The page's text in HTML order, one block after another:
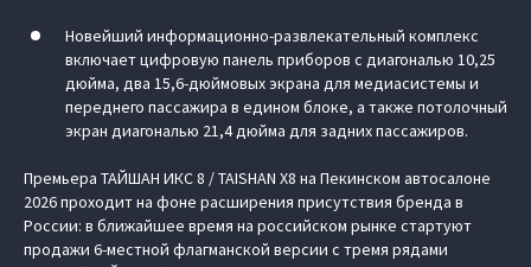
Новейший информационно-развлекательный комплекс
включает цифровую панель приборов с диагональю 10,25
дюйма, два 15,6-дюймовых экрана для медиасистемы и
переднего пассажира в едином блоке, а также потолочный
экран диагональю 21,4 дюйма для задних пассажиров.
Премьера ТАЙШАН ИКС 8 / TAISHAN X8 на Пекинском автосалоне
2026 проходит на фоне расширения присутствия бренда в
России: в ближайшее время на российском рынке стартуют
продажи 6-местной флагманской версии с тремя рядами